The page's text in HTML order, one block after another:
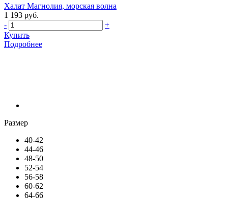
Халат Магнолия, морская волна
1 193 руб.
-
+
Купить
Подробнее
Размер
40-42
44-46
48-50
52-54
56-58
60-62
64-66